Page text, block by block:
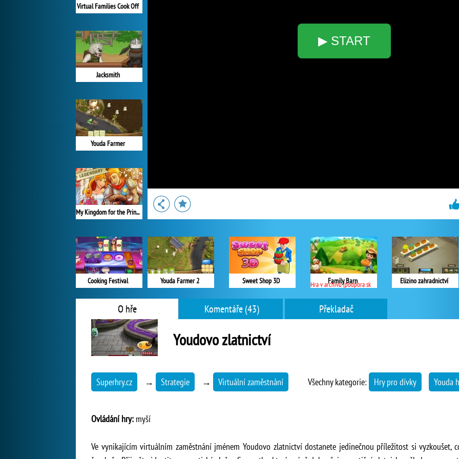
▶ START
Virtual Families Cook Off
Jacksmith
Youda Farmer
My Kingdom for the Princess Plná verze
Cooking Festival Youda Farmer 2 Sweet Shop 3D Family Barn
Hra v archivu (podpora skončila) Elizino zahradnictví
O hře Komentáře (43) Překladač
Youdovo zlatnictví
Superhry.cz → Strategie → Virtuální zaměstnání Všechny kategorie: Hry pro dívky Youda
Ovládání hry: myší
Ve vynikajícím virtuálním zaměstnání jménem Youdovo zlatnictví dostanete jedinečnou příležitost si vyzkoušet,